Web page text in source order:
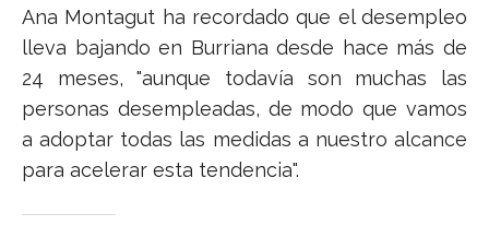
Ana Montagut ha recordado que el desempleo
lleva bajando en Burriana desde hace más de
24 meses, "aunque todavía son muchas las
personas desempleadas, de modo que vamos
a adoptar todas las medidas a nuestro alcance
para acelerar esta tendencia".